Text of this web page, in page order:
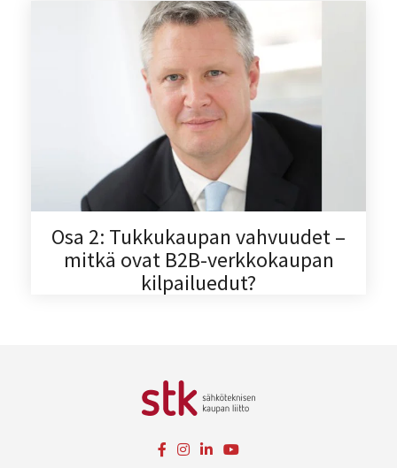
Osa 2: Tukkukaupan vahvuudet –
mitkä ovat B2B-verkkokaupan
kilpailuedut?